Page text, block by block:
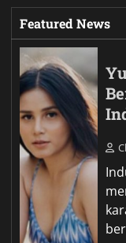
Featured News